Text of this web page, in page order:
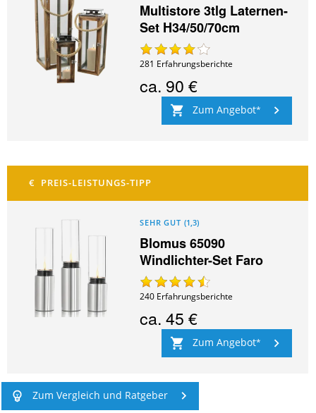
Multistore 3tlg Laternen-
Set H34/50/70cm
281 Erfahrungsberichte
ca. 90 €
Zum Angebot
SEHR GUT (1,3)
Blomus 65090
Windlichter-Set Faro
240 Erfahrungsberichte
ca.45 €
Zum Angebot
Zum Vergleich und Ratgeber